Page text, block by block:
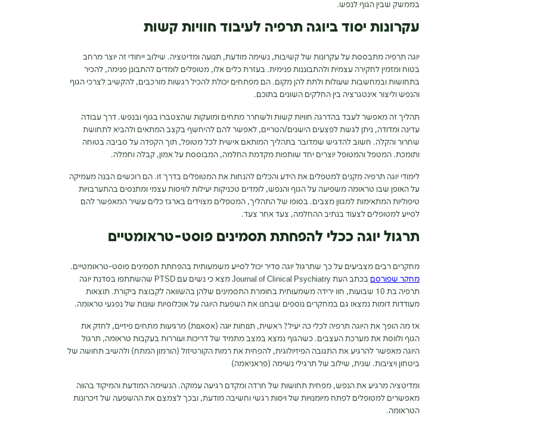
בממשק שבין הגוף לנפש.
עקרונות יסוד ביוגה תרפיה לעיבוד חוויות קשות
יוגה תרפיה מתבססת על עקרונות של קשיבות, נשימה מודעת, תנועה ומדיטציה. שילוב ייחודי זה יוצר מרחב
בטוח ומזמין לחקירה עצמית ולהתבוננות פנימית. בעזרת כלים אלו, מטופלים לומדים להתבונן פנימה, להכיר
בתחושות ובמחשבות שעולות ולתת להן מקום. הם מפתחים יכולת להכיל רגשות מורכבים, להקשיב לצרכי הגוף
והנפש וליצור אינטגרציה בין החלקים השונים בתוכם.
תהליך זה מאפשר לעבד בהדרגה חוויות קשות ולשחרר מתחים ומועקות שהצטברו בגוף ובנפש. דרך עבודה
עדינה ומדודה, ניתן לגשת לפצעים הישנים/הטריים, לאפשר להם להיחשף בקצב המתאים ולהביא לתחושת
שחרור והקלה. חשוב להדגיש שמדובר בתהליך המותאם אישית לכל מטופל, תוך הקפדה על סביבה בטוחה
ותומכת. המטפל והמטופל יוצרים יחד שותפות מקדמת החלמה, המבוססת על אמון, קבלה וחמלה.
לימודי יוגה תרפיה מקנים למטפלים את הידע והכלים להנחות את המטופלים בדרך זו. הם רוכשים הבנה מעמיקה
על האופן שבו טראומה משפיעה על הגוף והנפש, לומדים טכניקות יעילות לוויסות עצמי ומתנסים בהתערבויות
טיפוליות המתאימות למגוון מצבים. בסופו של התהליך, המטפלים מצוידים בארגז כלים עשיר המאפשר להם
לסייע למטופלים לצעוד בנתיב ההחלמה, צעד אחר צעד.
תרגול יוגה ככלי להפחתת תסמינים פוסט-טראומטיים
מחקרים רבים מצביעים על כך שתרגול יוגה סדיר יכול לסייע משמעותית בהפחתת תסמינים פוסט-טראומטיים.
מחקר שפורסם
בכתב העת Journal of Clinical Psychiatry מצא כי נשים עם PTSD שהשתתפו בסדנת יוגה
תרפיה בת 10 שבועות, חוו ירידה משמעותית בחומרת התסמינים שלהן בהשוואה לקבוצת ביקורת. תוצאות
מעודדות דומות נמצאו גם במחקרים נוספים שבחנו את השפעת היוגה על אוכלוסיות שונות של נפגעי טראומה.
אז מה הופך את היוגה תרפיה לכלי כה יעיל? ראשית, תנוחות יוגה (אסאנות) מרגיעות מתחים פיזיים, לחזק את
הגוף ולווסת את מערכת העצבים. כשהגוף נמצא במצב מתמיד של דריכות ועוררות בעקבות טראומה, תרגול
היוגה מאפשר להרגיע את התגובה הפיזיולוגית, להפחית את רמות הקורטיזול (הורמון המתח) ולהשיב תחושה של
ביטחון ויציבות. שנית, שילוב של תרגילי נשימה (פראניאמה)
ומדיטציה מרגיע את הנפש, מפחית תחושות של חרדה ומקדם רגיעה עמוקה. הנשימה המודעת והמיקוד בהווה
מאפשרים למטופלים לפתח מיומנויות של ויסות רגשי וחשיבה מודעת, ובכך לצמצם את ההשפעה של זיכרונות
הטראומה.